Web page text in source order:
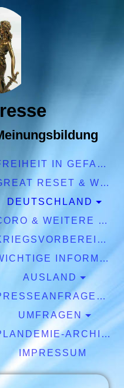
FREIHEIT IN GEFAHR
GREAT RESET & WEF
DEUTSCHLAND
CORO & WEITERE PANDEMIEN
KRIEGSVORBEREITUNGEN
WICHTIGE INFORMATIONEN
AUSLAND
PRESSEANFRAGEN & EXPERTISEN
UMFRAGEN
PLANDEMIE-ARCHIV
IMPRESSUM